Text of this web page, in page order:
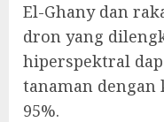
El-Ghany dan
dron yang
hiperspektral
tanaman
95%.